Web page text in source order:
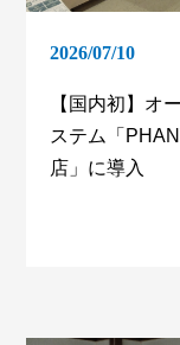
2026/07/10
【国内初】オ
ステム「
店」に導入